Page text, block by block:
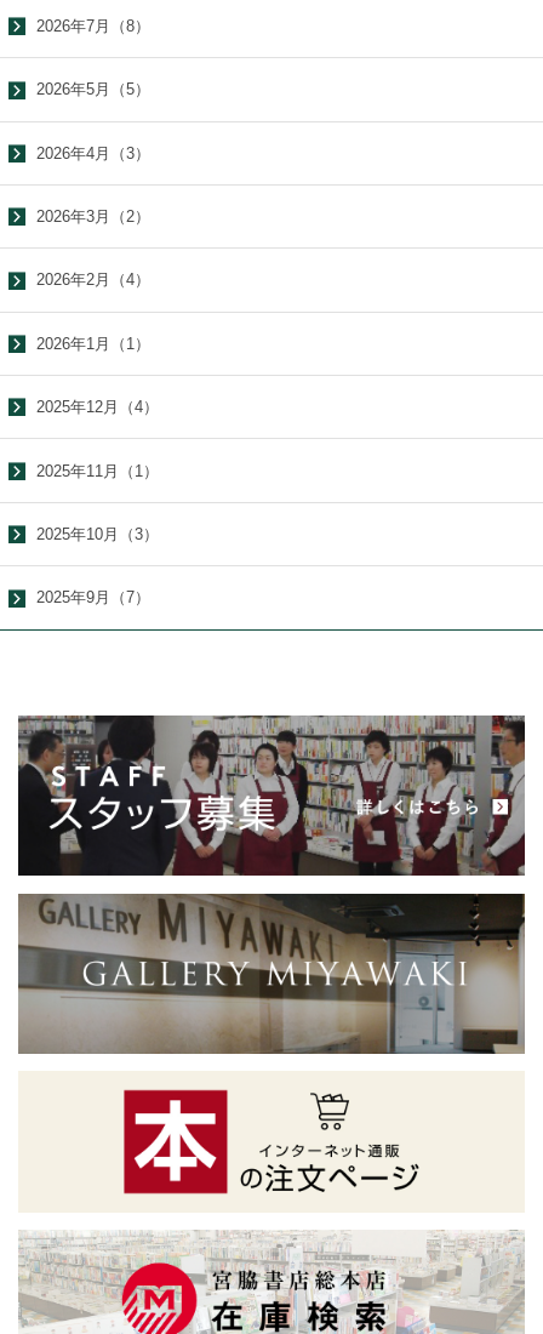
2026年7月（8）
2026年5月（5）
2026年4月（3）
2026年3月（2）
2026年2月（4）
2026年1月（1）
2025年12月（4）
2025年11月（1）
2025年10月（3）
2025年9月（7）